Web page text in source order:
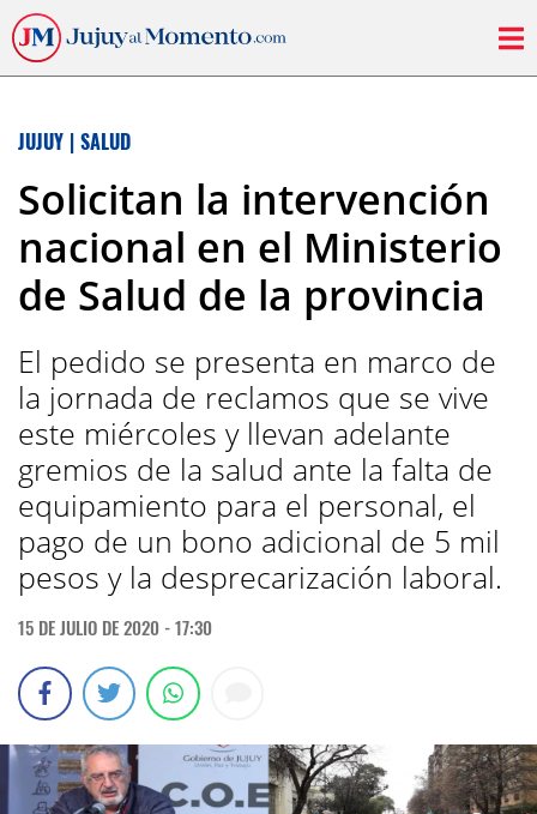
JUJUY | SALUD
Solicitan la intervención
nacional en el Ministerio
de Salud de la provincia
El pedido se presenta en marco de
la jornada de reclamos que se vive
este miércoles y llevan adelante
gremios de la salud ante la falta de
equipamiento para el personal, el
pago de un bono adicional de 5 mil
pesos y la desprecarización laboral.
15 DE JULIO DE 2020 - 17:30